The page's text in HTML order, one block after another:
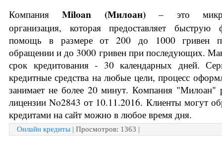
Компания Miloan (Милоан) – это
организация, которая предоставляет быструю
помощь в размере от 200 до 1000 гривен
обращении и до 3000 гривен при последующих.
срок кредитования - 30 календарных дней.
кредитные средства на любые цели, процесс
занимает не более 20 минут. Компания "Милоан"
лицензии No2843 от 10.11.2016. Клиенты могут
кредитами на сайт можно в любое время дня.
Онлайн кредиты | Просмотров: 1363 |